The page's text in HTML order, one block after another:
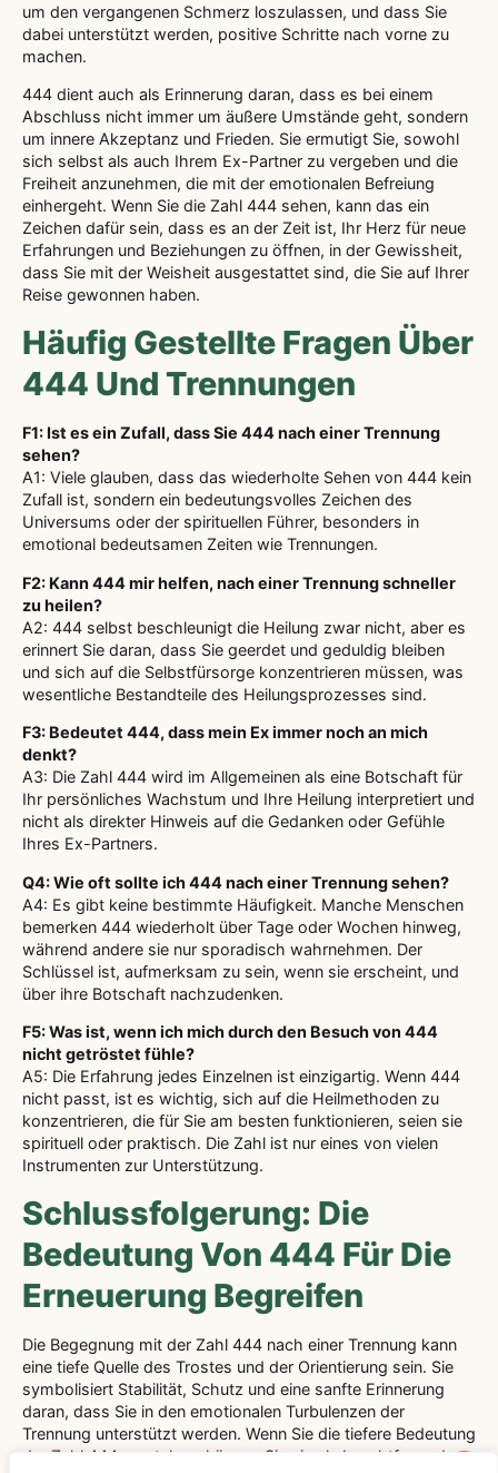
um den vergangenen Schmerz loszulassen, und dass Sie
dabei unterstützt werden, positive Schritte nach vorne zu
machen.
444 dient auch als Erinnerung daran, dass es bei einem
Abschluss nicht immer um äußere Umstände geht, sondern
um innere Akzeptanz und Frieden. Sie ermutigt Sie, sowohl
sich selbst als auch Ihrem Ex-Partner zu vergeben und die
Freiheit anzunehmen, die mit der emotionalen Befreiung
einhergeht. Wenn Sie die Zahl 444 sehen, kann das ein
Zeichen dafür sein, dass es an der Zeit ist, Ihr Herz für neue
Erfahrungen und Beziehungen zu öffnen, in der Gewissheit,
dass Sie mit der Weisheit ausgestattet sind, die Sie auf Ihrer
Reise gewonnen haben.
Häufig Gestellte Fragen Über
444 Und Trennungen
F1: Ist es ein Zufall, dass Sie 444 nach einer Trennung
sehen?
A1: Viele glauben, dass das wiederholte Sehen von 444 kein
Zufall ist, sondern ein bedeutungsvolles Zeichen des
Universums oder der spirituellen Führer, besonders in
emotional bedeutsamen Zeiten wie Trennungen.
F2: Kann 444 mir helfen, nach einer Trennung schneller
zu heilen?
A2: 444 selbst beschleunigt die Heilung zwar nicht, aber es
erinnert Sie daran, dass Sie geerdet und geduldig bleiben
und sich auf die Selbstfürsorge konzentrieren müssen, was
wesentliche Bestandteile des Heilungsprozesses sind.
F3: Bedeutet 444, dass mein Ex immer noch an mich
denkt?
A3: Die Zahl 444 wird im Allgemeinen als eine Botschaft für
Ihr persönliches Wachstum und Ihre Heilung interpretiert und
nicht als direkter Hinweis auf die Gedanken oder Gefühle
Ihres Ex-Partners.
Q4: Wie oft sollte ich 444 nach einer Trennung sehen?
A4: Es gibt keine bestimmte Häufigkeit. Manche Menschen
bemerken 444 wiederholt über Tage oder Wochen hinweg,
während andere sie nur sporadisch wahrnehmen. Der
Schlüssel ist, aufmerksam zu sein, wenn sie erscheint, und
über ihre Botschaft nachzudenken.
F5: Was ist, wenn ich mich durch den Besuch von 444
nicht getröstet fühle?
A5: Die Erfahrung jedes Einzelnen ist einzigartig. Wenn 444
nicht passt, ist es wichtig, sich auf die Heilmethoden zu
konzentrieren, die für Sie am besten funktionieren, seien sie
spirituell oder praktisch. Die Zahl ist nur eines von vielen
Instrumenten zur Unterstützung.
Schlussfolgerung: Die
Bedeutung Von 444 Für Die
Erneuerung Begreifen
Die Begegnung mit der Zahl 444 nach einer Trennung kann
eine tiefe Quelle des Trostes und der Orientierung sein. Sie
symbolisiert Stabilität, Schutz und eine sanfte Erinnerung
daran, dass Sie in den emotionalen Turbulenzen der
Trennung unterstützt werden. Wenn Sie die tiefere Bedeutung
der Zahl 444 verstehen, können Sie sie als Leuchtfeuer der